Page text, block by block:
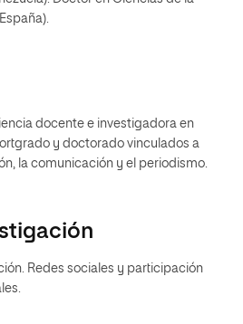
docente e investigadora en
y doctorado vinculados a
la comunicación y el periodismo.
Redes sociales y participación